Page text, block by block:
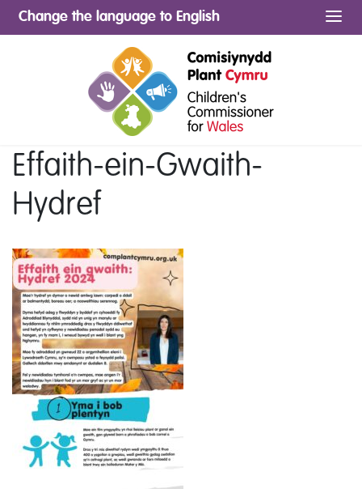
Change the language to English
Effaith-ein-Gwaith-
Hydref